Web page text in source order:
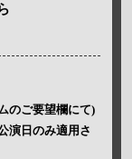
のご要望欄にて)
演日のみ適用さ